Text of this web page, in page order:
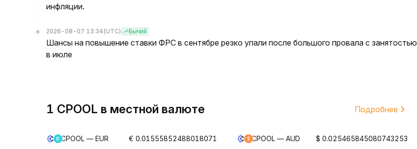
инфляции.
2026-08-07 13:34 (UTC) Бычий
Шансы на повышение ставки ФРС в сентябре резко упали после большого провала с занятостью
в июле
1 CPOOL в местной валюте Подробнее
CPOOL — EUR € 0.01555852488018071 CPOOL — AUD $ 0.025465845080743253